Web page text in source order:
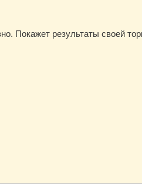
Покажет результаты своей